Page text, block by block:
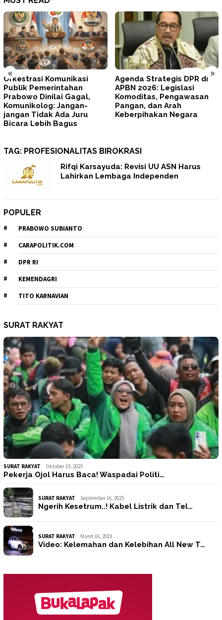
« »
Agenda Strategis DPR di
APBN 2026: Legislasi
Komoditas, Pengawasan
Pangan, dan Arah
Keberpihakan Negara
Tegas! Prabowo Minta
TNI–Polri Memperbaiki Diri
dan Mengunci
Profesionalisme
TAG: PROFESIONALITAS BIROKRASI
Rifqi Karsayuda: Revisi UU ASN Harus
Lahirkan Lembaga Independen
POPULER
PRABOWO SUBIANTO
CARAPOLITIK.COM
DPR RI
KEMENDAGRI
TITO KARNAVIAN
SURAT RAKYAT
SURAT RAKYAT Oktober 19, 2025
Pekerja Ojol Harus Baca! Waspadai Politi…
SURAT RAKYAT September 16, 2025
Ngerih Kesetrum..! Kabel Listrik dan Tel…
SURAT RAKYAT Maret 16, 2019
Video: Kelemahan dan Kelebihan All New T…